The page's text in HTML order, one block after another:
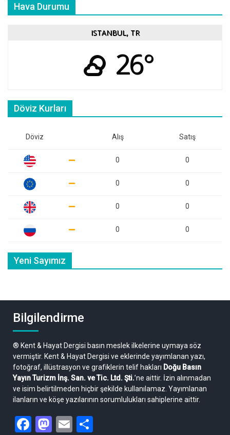
Hava Durumu
ISTANBUL, TR
26°
Döviz Kurları
Döviz Alış Satış
0 0
0 0
0 0
0 0
Yeni Sayımız
Bilgilendirme
® Kent & Hayat Dergisi basın meslek ilkelerine uymaya söz
vermiştir. Kent & Hayat Dergisi ve eklerinde yayımlanan yazı,
fotoğraf, illüstrasyon ve grafiklerin telif hakları Doğu Basın
Yayın Turizm İnş. San. ve Tic. Ltd. Şti.’ne aittir. İzin alınmadan
ve isim belirtilmeden hiçbir şekilde kullanılamaz. Yayımlanan
ilanların ve köşe yazılarının sorumlulukları sahiplerine aittir.
Facebook
Mastodon
Email